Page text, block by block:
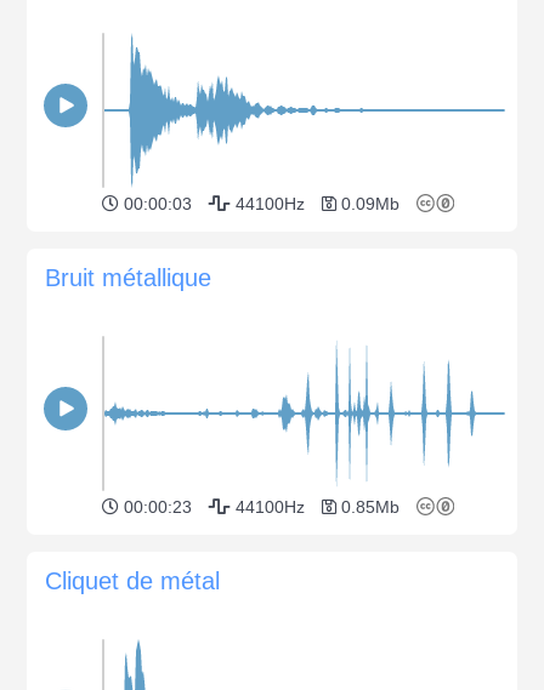
00:00:03 44100Hz 0.09Mb
Bruit métallique
00:00:23 44100Hz 0.85Mb
Cliquet de métal